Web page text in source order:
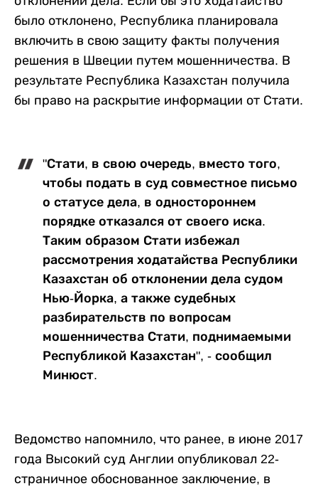
было отклонено, Республика планировала
включить в свою защиту факты получения
решения в Швеции путем мошенничества. В
результате Республика Казахстан получила
бы право на раскрытие информации от Стати.
"Стати, в свою очередь, вместо того,
чтобы подать в суд совместное письмо
о статусе дела, в одностороннем
порядке отказался от своего иска.
Таким образом Стати избежал
рассмотрения ходатайства Республики
Казахстан об отклонении дела судом
Нью-Йорка, а также судебных
разбирательств по вопросам
мошенничества Стати, поднимаемыми
Республикой Казахстан", - сообщил
Минюст.
Ведомство напомнило, что ранее, в июне 2017
года Высокий суд Англии опубликовал 22-
страничное обоснованное заключение, в